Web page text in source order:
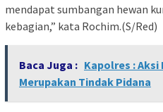
mendapat sumbangan hewan
kebagian,” kata Rochim.(S/Red)
Baca Juga : Kapolres :
Merupakan Tindak Pidana